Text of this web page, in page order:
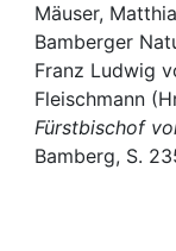
My FIS
Help
Mäuser,
Bamberger
Franz Ludwig
Fleischmann
Fürstbischof
Bamberg, S.